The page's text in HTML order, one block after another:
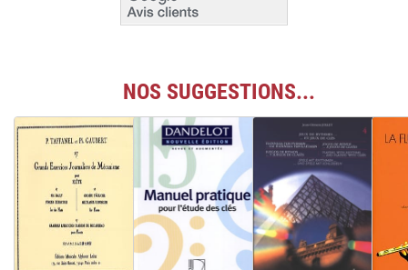
NOS SUGGESTIONS...